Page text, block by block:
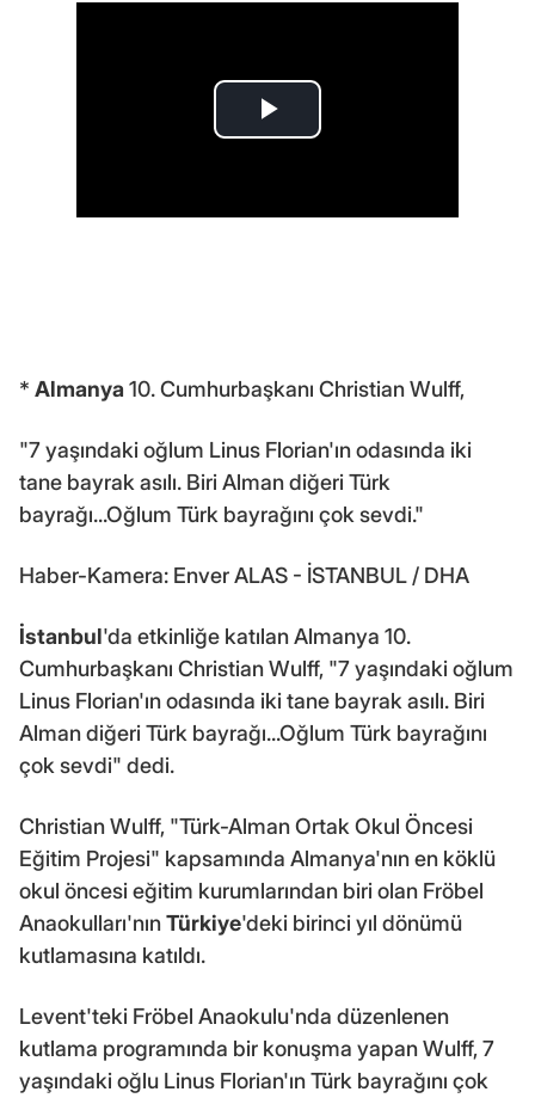
* Almanya 10. Cumhurbaşkanı Christian Wulff,
"7 yaşındaki oğlum Linus Florian'ın odasında iki
tane bayrak asılı. Biri Alman diğeri Türk
bayrağı...Oğlum Türk bayrağını çok sevdi."
Haber-Kamera: Enver ALAS - İSTANBUL / DHA
İstanbul'da etkinliğe katılan Almanya 10.
Cumhurbaşkanı Christian Wulff, "7 yaşındaki oğlum
Linus Florian'ın odasında iki tane bayrak asılı. Biri
Alman diğeri Türk bayrağı...Oğlum Türk bayrağını
çok sevdi" dedi.
Christian Wulff, "Türk-Alman Ortak Okul Öncesi
Eğitim Projesi" kapsamında Almanya'nın en köklü
okul öncesi eğitim kurumlarından biri olan Fröbel
Anaokulları'nınTürkiye'deki birinci yıl dönümü
kutlamasına katıldı.
Levent'teki Fröbel Anaokulu'nda düzenlenen
kutlama programında bir konuşma yapan Wulff, 7
yaşındaki oğlu Linus Florian'ın Türk bayrağını çok